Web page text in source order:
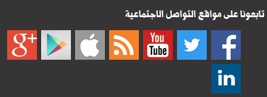
تابعونا على مواقع التواصل الاجتماعية